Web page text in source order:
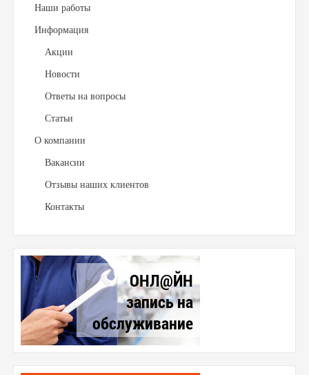
Наши работы
Информация
Акции
Новости
Ответы на вопросы
Статьи
О компании
Вакансии
Отзывы наших клиентов
Контакты